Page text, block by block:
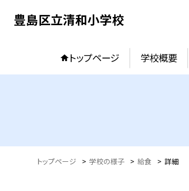
豊島区立清和小学校
トップページ 学校概要
トップページ > 学校の様子 > 給食 > 詳細